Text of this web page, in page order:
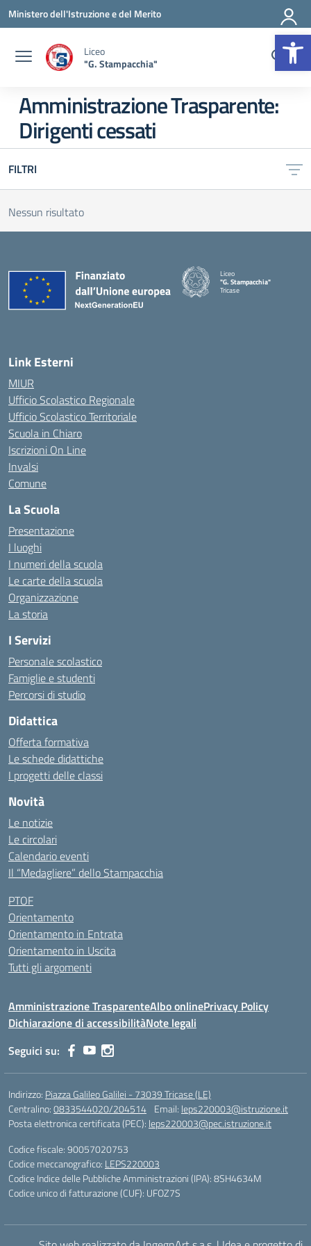
Vai ai contenuti
Vai al menu di navigazione
Vai al footer
Ministero dell'Istruzione e del Merito
Liceo
"G. Stampacchia"
Amministrazione Trasparente:
Dirigenti cessati
FILTRI
Nessun risultato
Liceo
"G. Stampacchia"
Tricase
Link Esterni
MIUR
Ufficio Scolastico Regionale
Ufficio Scolastico Territoriale
Scuola in Chiaro
Iscrizioni On Line
Invalsi
Comune
La Scuola
Presentazione
I luoghi
I numeri della scuola
Le carte della scuola
Organizzazione
La storia
I Servizi
Personale scolastico
Famiglie e studenti
Percorsi di studio
Didattica
Offerta formativa
Le schede didattiche
I progetti delle classi
Novità
Le notizie
Le circolari
Calendario eventi
Il “Medagliere” dello Stampacchia
PTOF
Orientamento
Orientamento in Entrata
Orientamento in Uscita
Tutti gli argomenti
Amministrazione TrasparenteAlbo onlinePrivacy Policy
Dichiarazione di accessibilitàNote legali
Seguici su:
Indirizzo: Piazza Galileo Galilei - 73039 Tricase (LE)
Centralino:0833544020/204514 Email: leps220003@istruzione.it
Posta elettronica certificata (PEC): leps220003@pec.istruzione.it
Codice fiscale: 90057020753
Codice meccanografico: LEPS220003
Codice Indice delle Pubbliche Amministrazioni (IPA): 8SH4634M
Codice unico di fatturazione (CUF): UFOZ7S